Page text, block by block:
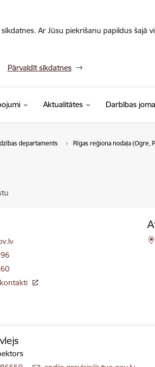
Ar Jūsu piekrišanu papildus šajā
Pārvaldīt sīkdatnes
Aktualitātes Darbības
departaments Rīgas reģiona nodaļa (Ogre,